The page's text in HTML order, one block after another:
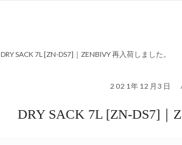
DRY SACK 7L [ZN-DS7]｜ZENBIVY 再入荷しました。
2021年12月3日
DRY SACK 7L [ZN-DS7]｜